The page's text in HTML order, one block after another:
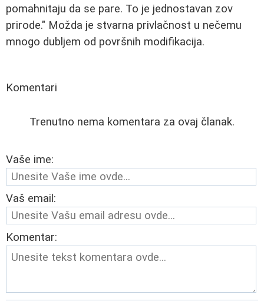
pomahnitaju da se pare. To je jednostavan zov
prirode." Možda je stvarna privlačnost u nečemu
mnogo dubljem od površnih modifikacija.
Komentari
Trenutno nema komentara za ovaj članak.
Vaše ime:
Vaš email:
Komentar: